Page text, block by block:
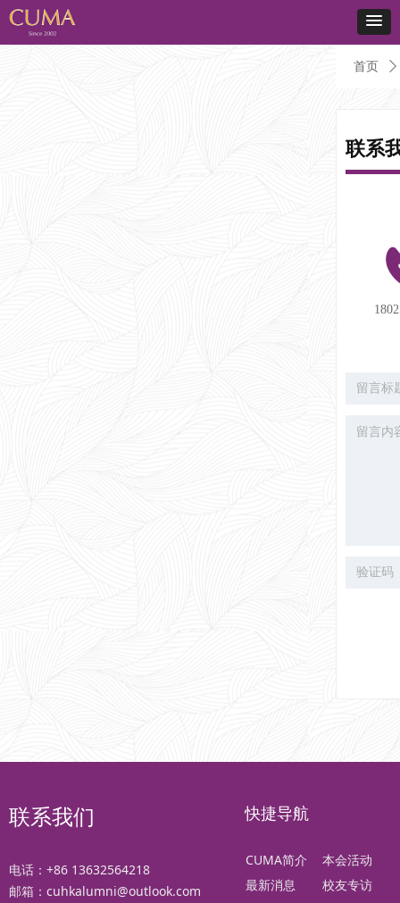
首页 ꄲ
联系
联系我们
电话：+86 13632564218
邮箱：cuhkalumni@outlook.com
快捷导航
CUMA简介
最新消息
本会活动
校友专访